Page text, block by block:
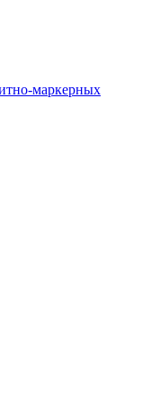
маркерных